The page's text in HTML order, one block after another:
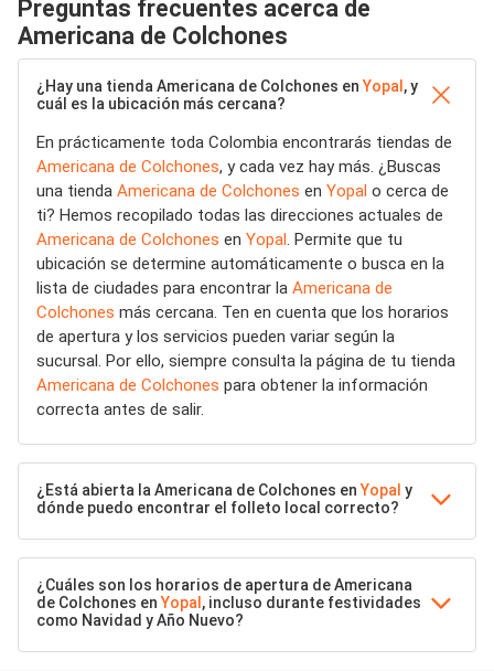
Preguntas frecuentes acerca de
Americana de Colchones
¿Hay una tienda Americana de Colchones enYopal , y
cuál es la ubicación más cercana?
En prácticamente toda Colombia encontrarás tiendas de
Americana de Colchones, y cada vez hay más. ¿Buscas
una tienda Americana de Colchones en Yopal o cerca de
ti? Hemos recopilado todas las direcciones actuales de
Americana de Colchones en Yopal. Permite que tu
ubicación se determine automáticamente o busca en la
lista de ciudades para encontrar la Americana de
Colchones más cercana. Ten en cuenta que los horarios
de apertura y los servicios pueden variar según la
sucursal. Por ello, siempre consulta la página de tu tienda
Americana de Colchones para obtener la información
correcta antes de salir.
¿Está abierta la Americana de Colchones enYopal y
dónde puedo encontrar el folleto local correcto?
¿Cuáles son los horarios de apertura de Americana
de Colchones enYopal , incluso durante festividades
como Navidad y Año Nuevo?